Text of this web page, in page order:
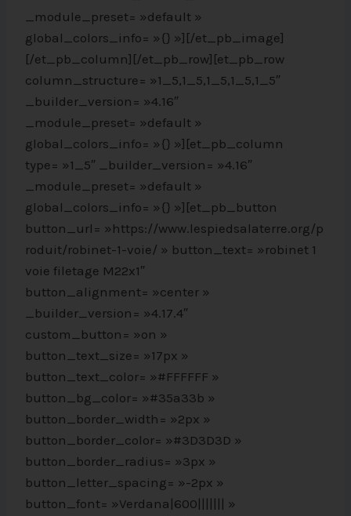
_module_preset= »default »
global_colors_info= »{} »][/et_pb_image]
[/et_pb_column][/et_pb_row][et_pb_row
column_structure= »1_5,1_5,1_5,1_5,1_5″
_builder_version= »4.16″
_module_preset= »default »
global_colors_info= »{} »][et_pb_column
type= »1_5″ _builder_version= »4.16″
_module_preset= »default »
global_colors_info= »{} »][et_pb_button
button_url= »https://www.lespiedsalaterre.org/p
roduit/robinet-1-voie/ » button_text= »robinet 1
voie filetage M22x1″
button_alignment= »center »
_builder_version= »4.17.4″
custom_button= »on »
button_text_size= »17px »
button_text_color= »#FFFFFF »
button_bg_color= »#35a33b »
button_border_width= »2px »
button_border_color= »#3D3D3D »
button_border_radius= »3px »
button_letter_spacing= »-2px »
button_font= »Verdana|600||||||| »